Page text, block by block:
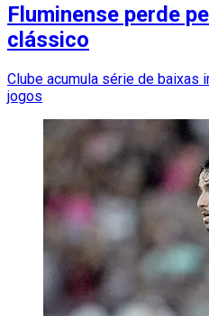
Fluminense perde
clássico
Clube acumula série de baixas
jogos